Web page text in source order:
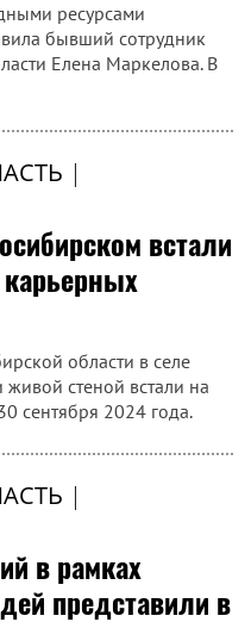
ресурсами
бывший сотрудник
Елена Маркелова. В
|
встали
области в селе
стеной встали на
сентября 2024 года.
|
в рамках
представили в